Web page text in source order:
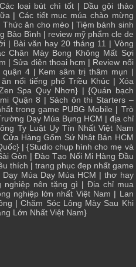
Các loại bút chì tốt| Dầu gội thảo
| Các tiết mục múa chào mừng
Thức ăn cho mèo|Tiệm bánh sinh
Bảo Bình | review mỹ phẩm cle de
| Bài văn hay 20 tháng 11 | Vòng
Chân Mày Bong Không Mất Sợi
| Sửa điện thoại hcm | Review nối
quận 4| Kem sâm trị thâm mụn |
nổi tiếng phố Triều Khúc| Xóa
Spa Quy Nhơn} | {Quán bạch
Quận 8 | Sách ôn thi Starters –
trong game PUBG Mobile | Trò
Dạy Múa Bụng HCM | địa chỉ
Ty Luật Uy Tín Nhất Việt Nam
Cửa Hàng Gốm Sứ Nhật Bản HCM
} | {Studio chụp hình cho mẹ và
Gòn |Đào Tạo Nối Mi Hàng Đầu
thích | trang phục đẹp nhất game
Dạy Múa Dạy Múa HCM |thơ hay
nghiệp nên tặng gì | Địa chỉ mua
nghiệp lớn nhất Việt Nam | Lan
|Chăm Sóc Lông Mày Sau Khi
Lớn Nhất Việt Nam}